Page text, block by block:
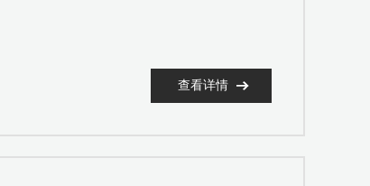
查看详情